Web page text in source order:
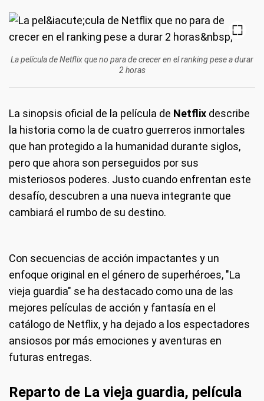
La película de Netflix que no para de crecer en el ranking pese a durar
2 horas
La sinopsis oficial de la película de Netflix describe
la historia como la de cuatro guerreros inmortales
que han protegido a la humanidad durante siglos,
pero que ahora son perseguidos por sus
misteriosos poderes. Justo cuando enfrentan este
desafío, descubren a una nueva integrante que
cambiará el rumbo de su destino.
Con secuencias de acción impactantes y un
enfoque original en el género de superhéroes, "La
vieja guardia" se ha destacado como una de las
mejores películas de acción y fantasía en el
catálogo de Netflix, y ha dejado a los espectadores
ansiosos por más emociones y aventuras en
futuras entregas.
Reparto de La vieja guardia, película